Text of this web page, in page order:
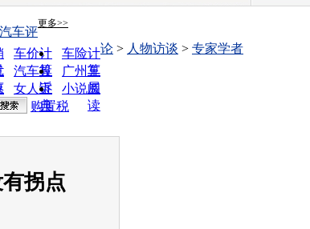
更多>>
车价计
算
车险计
算
汽车投
诉
广州车
展
女人宝
典
小说阅
读
汽车评
论 > 人物访谈 > 专家学者
购置税
拐点